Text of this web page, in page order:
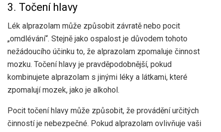
3. Točení hlavy
Lék alprazolam může způsobit závratě nebo pocit
„omdlévání“. Stejně jako ospalost je důvodem tohoto
nežádoucího účinku to, že alprazolam zpomaluje činnost
mozku. Točení hlavy je pravděpodobnější, pokud
kombinujete alprazolam s jinými léky a látkami, které
zpomalují mozek, jako je alkohol.
Pocit točení hlavy může způsobit, že provádění určitých
činností je nebezpečné. Pokud alprazolam ovlivňuje vaši